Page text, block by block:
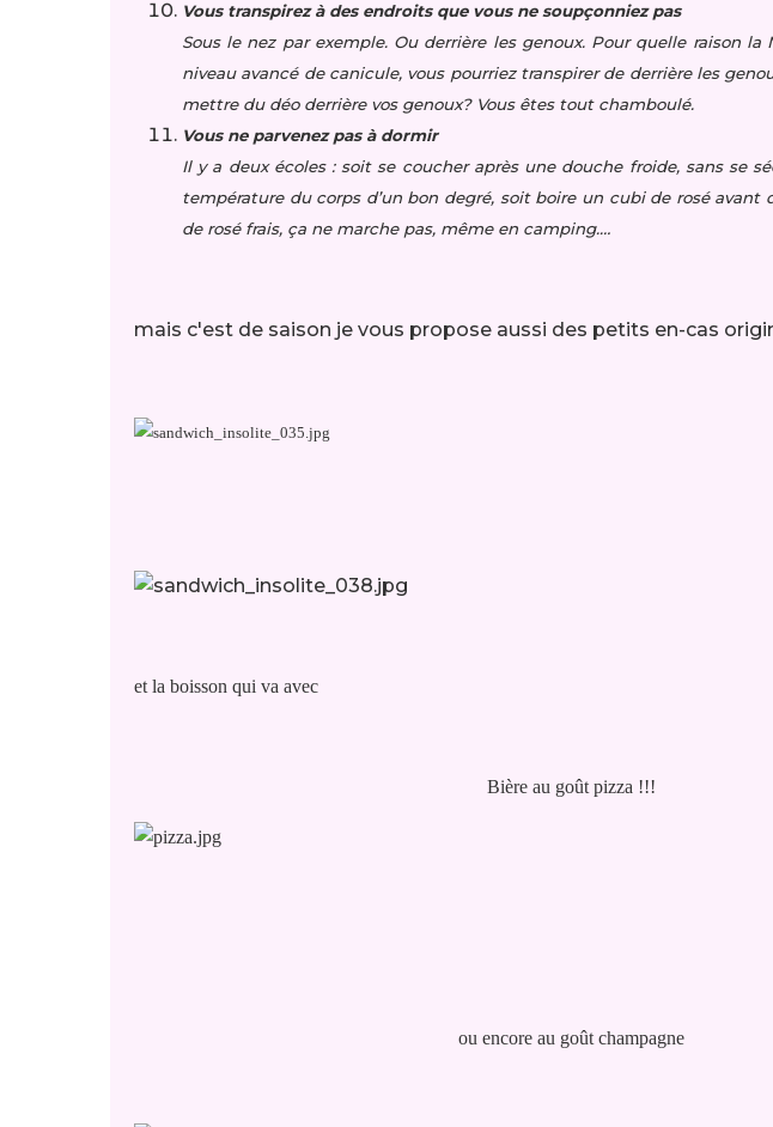
Vous transpirez à des endroits que vous ne soupçonniez pas
Sous le nez par exemple. Ou derrière les genoux. Pour quelle raison la
niveau avancé de canicule, vous pourriez transpirer de derrière les
mettre du déo derrière vos genoux? Vous êtes tout chamboulé.
Vous ne parvenez pas à dormir
Il y a deux écoles : soit se coucher après une douche froide, sans se
température du corps d’un bon degré, soit boire un cubi de rosé avant
de rosé frais, ça ne marche pas, même en camping.…
mais c'est de saison je vous propose aussi des petits en-cas
et la boisson qui va avec
Bière au goût pizza !!!
ou encore au goût champagne